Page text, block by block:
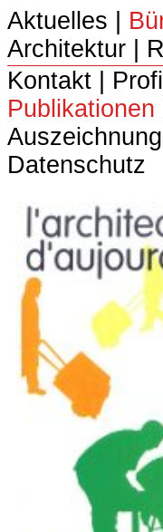
Aktuelles
Architektur
Kontakt
Profil
Publikationen
Datenschutz